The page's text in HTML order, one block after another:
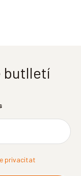
butlletí
privacitat